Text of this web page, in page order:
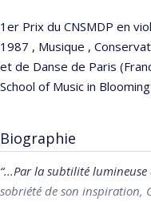
1er Prix du CNSMDP en
1987 , Musique ,
et de Danse de Paris
School of Music in
Biographie
“...Par la subtilité
sobriété de son inspiration,